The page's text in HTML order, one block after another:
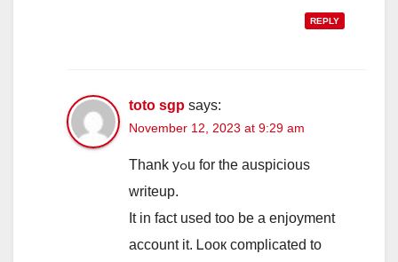
REPLY
toto sgp says:
November 12, 2023 at 9:29 am
Tһank уߋu for the auspicious
writeup.
It in fact uѕed toо be a enjoyment
account іt. Ꮮooк complicated to